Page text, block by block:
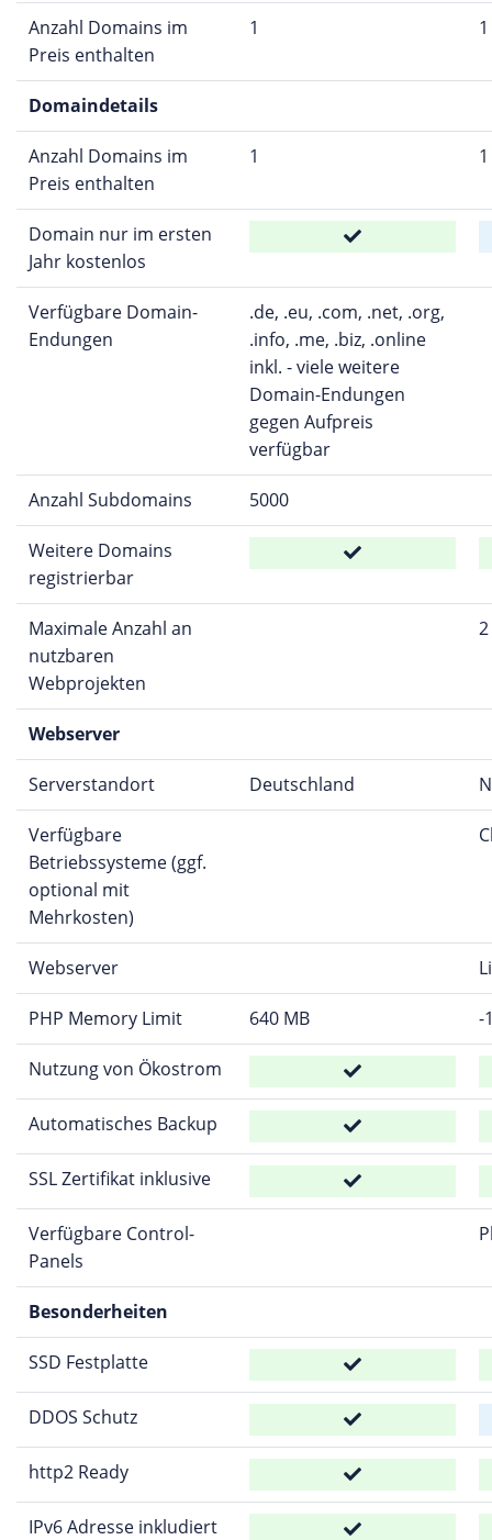
Anzahl Domains im
Preis enthalten
1 1
Domaindetails
Anzahl Domains im
Preis enthalten
1 1
Domain nur im ersten
Jahr kostenlos
Verfügbare Domain-
Endungen
.de, .eu, .com, .net, .org,
.info, .me, .biz, .online
inkl. - viele weitere
Domain-Endungen
gegen Aufpreis
verfügbar
Anzahl Subdomains 5000
Weitere Domains
registrierbar
Maximale Anzahl an
nutzbaren
Webprojekten
2
Webserver
Serverstandort Deutschland
Verfügbare
Betriebssysteme (ggf.
optional mit
Mehrkosten)
Webserver
PHP Memory Limit 640 MB -
Nutzung von Ökostrom
Automatisches Backup
SSL Zertifikat inklusive
Verfügbare Control-
Panels
Besonderheiten
SSD Festplatte
DDOS Schutz
http2 Ready
IPv6 Adresse inkludiert